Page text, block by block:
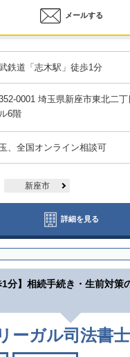
メールする
鉄道「志木駅」徒歩1分
0001 埼玉県新座市東北二
6階
、全国オンライン相談可
新座市
詳細を見る
1分】相続手続き・生前対策
ーガル司法書